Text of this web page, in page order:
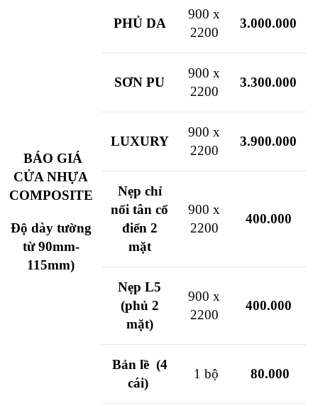
BÁO GIÁ
CỬA NHỰA
COMPOSITE
Độ dày tường
từ 90mm-
115mm)
PHỦ DA
900 x
2200
3.000.000
SƠN PU
900 x
2200
3.300.000
LUXURY
900 x
2200
3.900.000
Nẹp chỉ
nổi tân cổ
điển 2
mặt
900 x
2200
400.000
Nẹp L5
(phủ 2
mặt)
900 x
2200
400.000
Bản lề (4
cái)
1 bộ 80.000